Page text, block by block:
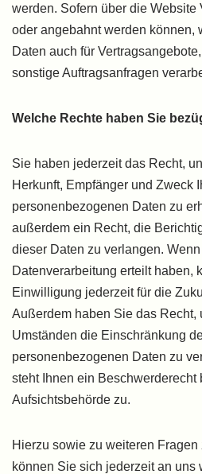
werden. Sofern über die Website
oder angebahnt werden können,
Daten auch für
sonstige Auftragsanfragen
Welche Rechte haben Sie
Sie haben jederzeit das Recht,
Herkunft, Empfänger und Zweck
personenbezogenen Daten zu
außerdem ein Recht, die
dieser Daten zu verlangen.
Datenverarbeitung erteilt haben,
Einwilligung jederzeit für die
Außerdem haben Sie das Recht,
Umständen die Einschränkung
personenbezogenen Daten zu
steht Ihnen ein Beschwerderecht
Aufsichtsbehörde zu.
Hierzu sowie zu weiteren
können Sie sich jederzeit an uns